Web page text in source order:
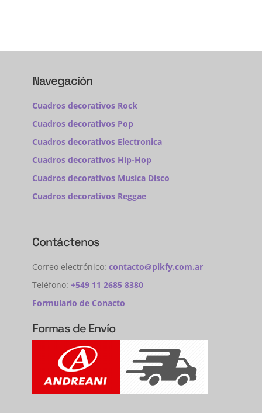
Navegación
Cuadros decorativos Rock
Cuadros decorativos Pop
Cuadros decorativos Electronica
Cuadros decorativos Hip-Hop
Cuadros decorativos Musica Disco
Cuadros decorativos Reggae
Contáctenos
Correo electrónico: contacto@pikfy.com.ar
Teléfono: +549 11 2685 8380
Formulario de Conacto
Formas de Envío